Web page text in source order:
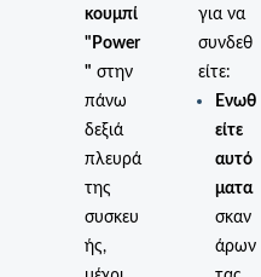
κουμπί
"Power
" στην
πάνω
δεξιά
πλευρά
της
συσκευ
ής,
για να
συνδεθ
είτε:
Ενωθ
είτε
αυτό
ματα
σκαν
άρων